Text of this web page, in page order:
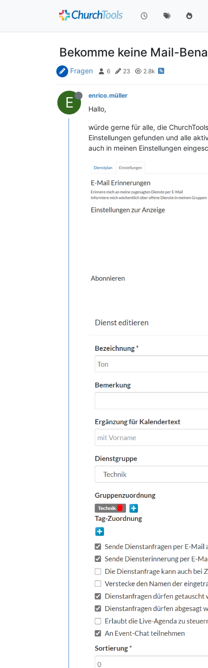
Bekomme keine Mail-
Fragen 6 23 2.8k
E enrico.müller
Hallo,
würde gerne für alle, die
Einstellungen gefunden und alle
auch in meinen Einstellungen